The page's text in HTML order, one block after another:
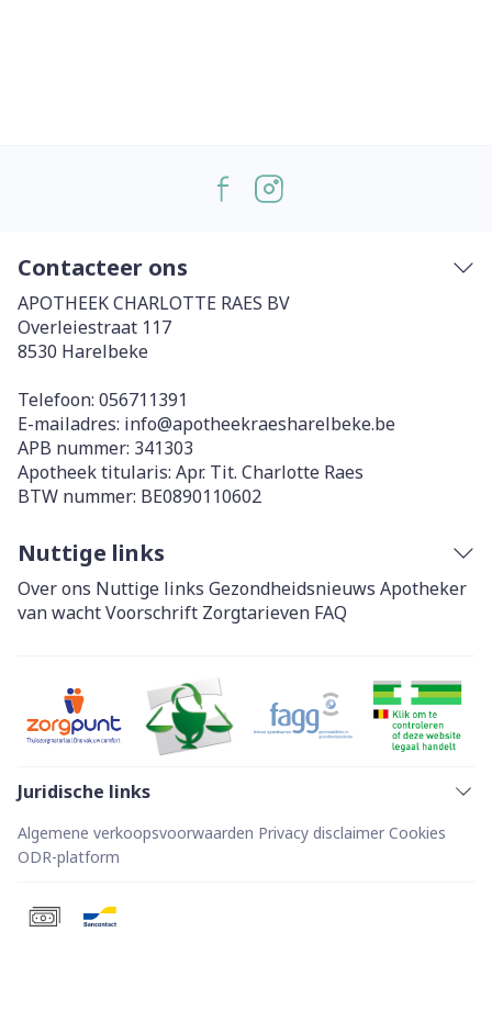
Contacteer ons
APOTHEEK CHARLOTTE RAES BV
Overleiestraat 117
8530 Harelbeke
Telefoon: 056711391
E-mailadres: info@apotheekraesharelbeke.be
APB nummer: 341303
Apotheek titularis: Apr. Tit. Charlotte Raes
BTW nummer: BE0890110602
Nuttige links
Over ons Nuttige links Gezondheidsnieuws Apotheker
van wachtVoorschrift Zorgtarieven FAQ
Juridische links
Algemene verkoopsvoorwaarden Privacy disclaimer Cookies
ODR-platform